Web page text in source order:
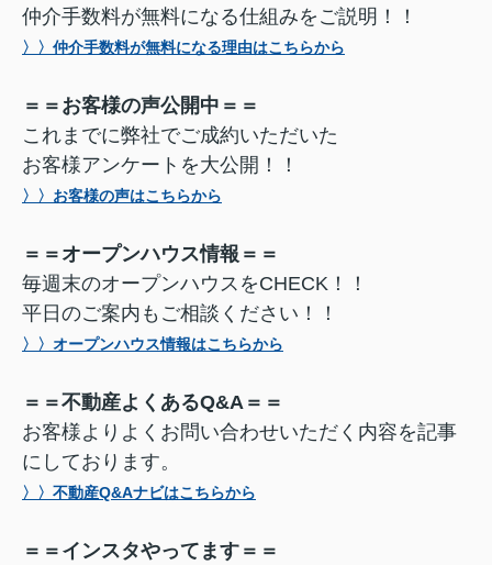
仲介手数料が無料になる仕組みをご説明！！
〉〉仲介手数料が無料になる理由はこちらから
＝＝お客様の声公開中＝＝
これまでに弊社でご成約いただいた
お客様アンケートを大公開！！
〉〉お客様の声はこちらから
＝＝オープンハウス情報＝＝
毎週末のオープンハウスをCHECK！！
平日のご案内もご相談ください！！
〉〉オープンハウス情報はこちらから
＝＝不動産よくあるQ&A＝＝
お客様よりよくお問い合わせいただく内容を記事
にしております。
〉〉不動産Q&Aナビはこちらから
＝＝インスタやってます＝＝